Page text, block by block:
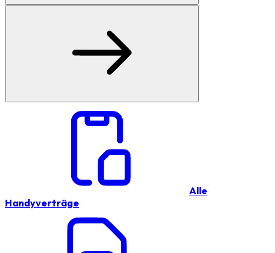
Alle
Handyverträge